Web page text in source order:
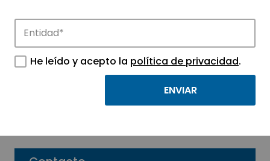
PARTNERS TEAM, SL
INGENIERIA, CONSULTORIA Y ASESORIA
He leído y acepto la política de privacidad.